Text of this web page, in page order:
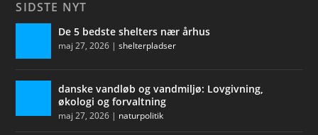
SIDSTE NYT
De 5 bedste shelters nær århus
maj 27, 2026 |shelterpladser
danske vandløb og vandmiljø: Lovgivning,
økologi og forvaltning
maj 27, 2026 | naturpolitik